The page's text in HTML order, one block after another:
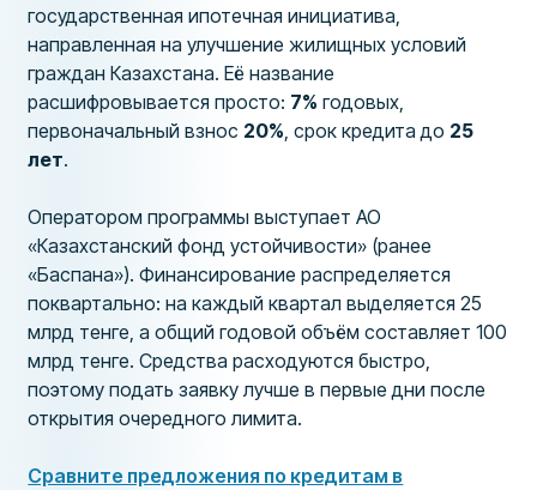
государственная ипотечная инициатива,
направленная на улучшение жилищных условий
граждан Казахстана. Её название
расшифровывается просто: 7% годовых,
первоначальный взнос 20% , срок кредита до 25
лет.
Оператором программы выступает АО
«Казахстанский фонд устойчивости» (ранее
«Баспана»). Финансирование распределяется
поквартально: на каждый квартал выделяется 25
млрд тенге, а общий годовой объём составляет 100
млрд тенге. Средства расходуются быстро,
поэтому подать заявку лучше в первые дни после
открытия очередного лимита.
Сравните предложения по кредитам в